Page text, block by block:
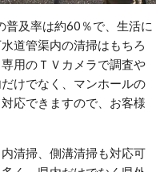
及率は約60％で、生活に
道管渠内の清掃はもちろ
用のＴＶカメラで調査や
けでなく、マンホールの
応できますので、お客様
清掃、側溝清掃も対応可